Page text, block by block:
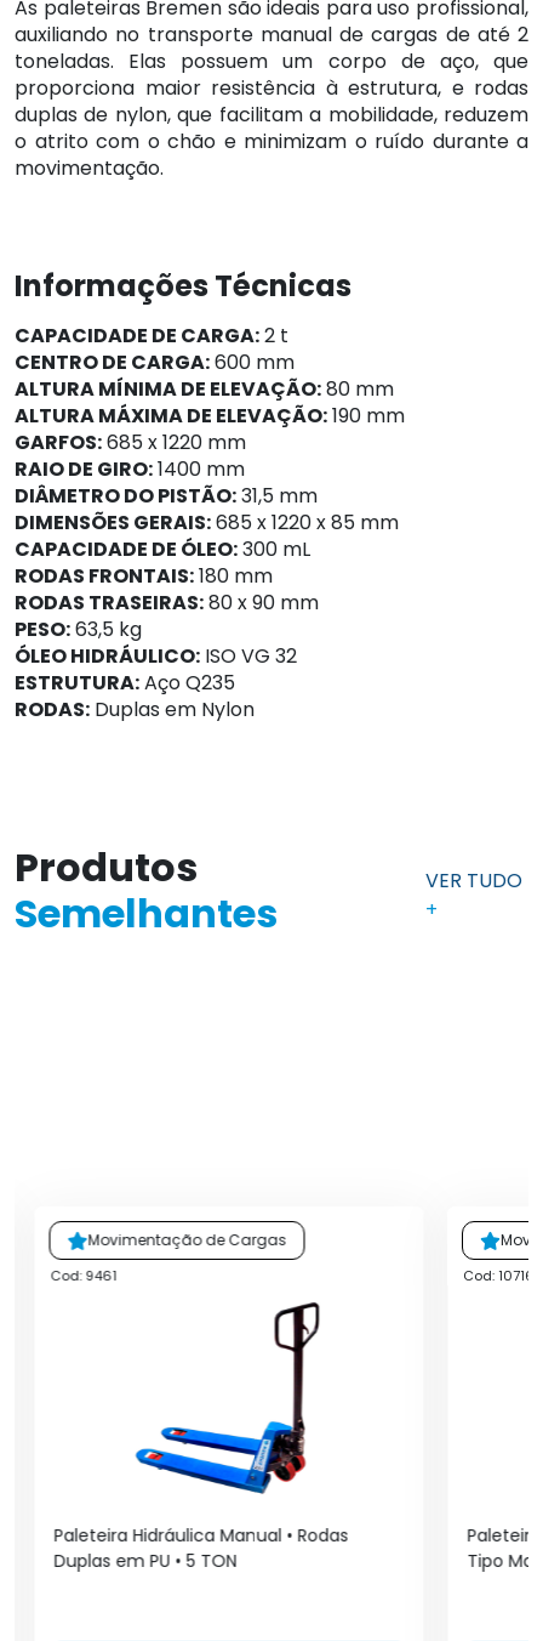
As paleteiras Bremen são ideais para uso profissional,
auxiliando no transporte manual de cargas de até 2
toneladas. Elas possuem um corpo de aço, que
proporciona maior resistência à estrutura, e rodas
duplas de nylon, que facilitam a mobilidade, reduzem
o atrito com o chão e minimizam o ruído durante a
movimentação.
Informações Técnicas
CAPACIDADE DE CARGA:2 t
CENTRO DE CARGA:600 mm
ALTURA MÍNIMA DE ELEVAÇÃO:80 mm
ALTURA MÁXIMA DE ELEVAÇÃO:190 mm
GARFOS:685 x 1220 mm
RAIO DE GIRO:1400 mm
DIÂMETRO DO PISTÃO:31,5 mm
DIMENSÕES GERAIS:685 x 1220 x 85 mm
CAPACIDADE DE ÓLEO:300 mL
RODAS FRONTAIS:180 mm
RODAS TRASEIRAS:80 x 90 mm
PESO:63,5 kg
ÓLEO HIDRÁULICO: ISO VG 32
ESTRUTURA:Aço Q235
RODAS: Duplas em Nylon
Produtos
Semelhantes
VER TUDO
+
Movimentação de Cargas
Cod: 9461
Paleteira Hidráulica Manual • Rodas
Duplas em PU • 5 TON
Cod: 10716
Tipo